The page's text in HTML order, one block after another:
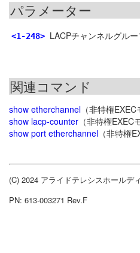
パラメーター
<1-248> LACPチャンネルグル
関連コマンド
show etherchannel （非特権EXEC
show lacp-counter （非特権EXEC
show port etherchannel （非特権
(C) 2024 アライドテレシスホールデ
PN: 613-003271 Rev.F